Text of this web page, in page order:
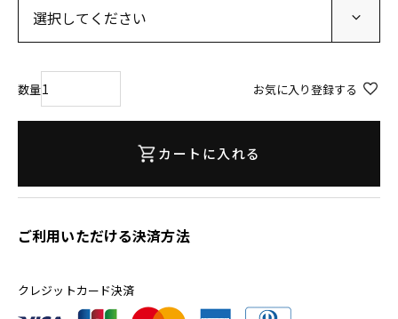
お気に入り登録する
カートに入れる
ご利用いただける決済方法
クレジットカード決済